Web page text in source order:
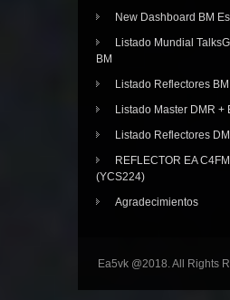
New Dashboard BM
Listado Mundial
BM
Listado Reflectores BM
Listado Master DMR +
Listado Reflectores
REFLECTOR EA
(YCS224)
Agradecimientos
Ea5vk @2018. All Rights